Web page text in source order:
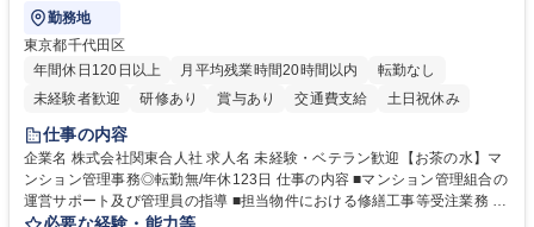
勤務地
東京都千代田区
年間休日120日以上
月平均残業時間20時間以内
転勤なし
未経験者歓迎
研修あり 賞与あり 交通費支給 土日祝休み
仕事の内容
企業名 株式会社関東合人社 求人名 未経験・ベテラン歓迎【お茶の水】マ
ンション管理事務◎転勤無/年休123日 仕事の内容 ■マンション管理組合の
運営サポート及び管理員の指導 ■担当物件における修繕工事等受注業務 ■
事務所内での事務業務等 ★異業界からの転職者が多数活躍しています